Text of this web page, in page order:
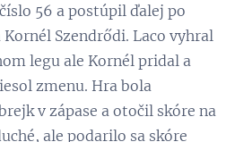
56 a postúpil ďalej po
Szendrődi. Laco vyhral
legu ale Kornél pridal a
zmenu. Hra bola
v zápase a otočil skóre na
ale podarilo sa skóre